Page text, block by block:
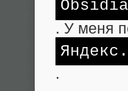
. У меня
.